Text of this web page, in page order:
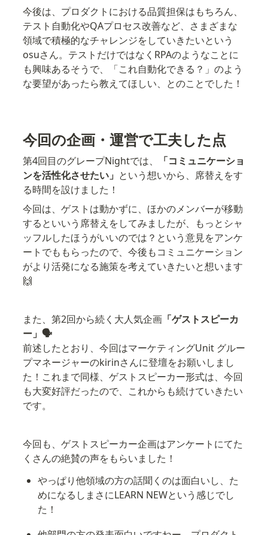
今後は、プロダクトにおける品質担保はもちろん、
テスト自動化やQAプロセス改善など、さまざまな
領域で積極的なチャレンジをしていきたいという
osuさん。テストだけではなくRPAのようなことに
も興味あるそうで、「これ自動化できる？」のよう
な要望があったら教えてほしい、とのことでした！
今回の企画・運営で工夫した点
第4回目のグレープNightでは、
「コミュニケーショ
ンを活性化させたい」 という想いから、席替えをす
る時間を設けました！
今回は、ゲストは動かずに、ほかのメンバーが移動
するといいう席替えをしてみましたが、もっとシャ
ッフルしたほうがいいのでは？という意見をアンケ
ートでももらったので、今後もコミュニケーション
がより活発になる施策を考えていきたいと想います
🙌
また、第2回から続く大人気企画 「ゲストスピーカ
ー」🗣️
前述したとおり、今回はマーケティングUnit グルー
プマネージャーのkirinさんに登壇をお願いしまし
た！これまで同様、ゲストスピーカー形式は、今回
も大変好評だったので、これからも続けていきたい
です。
今回も、ゲストスピーカー企画はアンケートにてた
くさんの絶賛の声をもらいました！
やっぱり他領域の方の話聞くのは面白いし、た
めになるしまさにLEARN NEWという感じでし
た！